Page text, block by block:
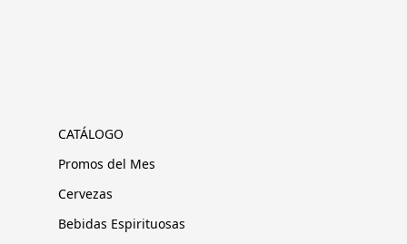
CATÁLOGO
Promos del Mes
Cervezas
Bebidas Espirituosas